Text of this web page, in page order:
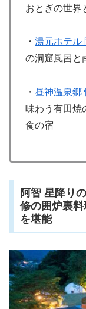
おとぎの世界
・ 湯元ホテル
の洞窟風呂と
・ 昼神温泉郷
味わう有田焼
食の宿
阿智 星降り
修の囲炉裏
を堪能